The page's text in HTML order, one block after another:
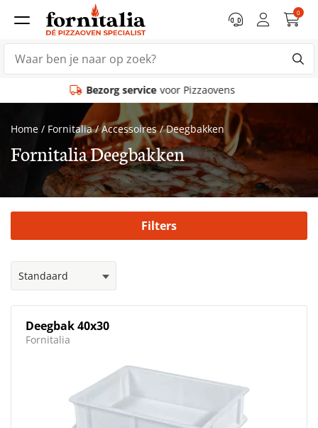
0
voor Pizzaovens
Home / Fornitalia / Accessoires / Deegbakken
Fornitalia Deegbakken
Filters
Deegbak 40x30
Fornitalia